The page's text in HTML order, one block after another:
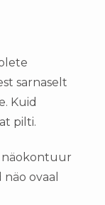
sarnaselt
Kuid
pilti.
näokontuur
ovaal